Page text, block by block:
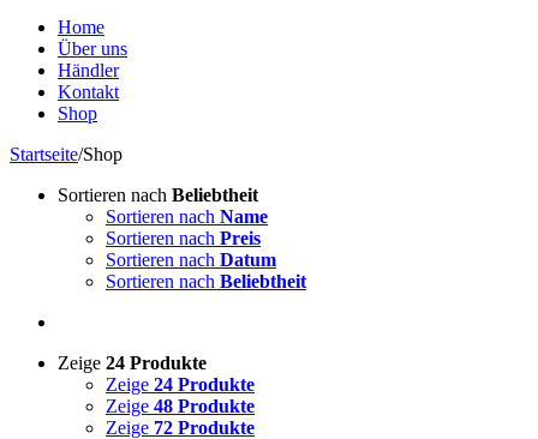
Home
Über uns
Händler
Kontakt
Shop
Startseite/Shop
Sortieren nach Beliebtheit
Sortieren nach Name
Sortieren nach Preis
Sortieren nach Datum
Sortieren nach Beliebtheit
Zeige 24 Produkte
Zeige 24 Produkte
Zeige 48 Produkte
Zeige 72 Produkte